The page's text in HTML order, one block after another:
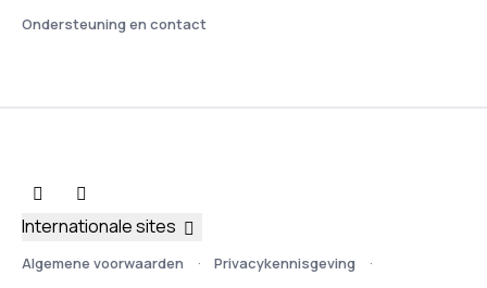
Ondersteuning en contact
Algemene voorwaarden Privacykennisgeving
Internationale sites